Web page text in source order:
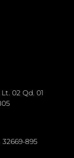
02 Qd. 01
895